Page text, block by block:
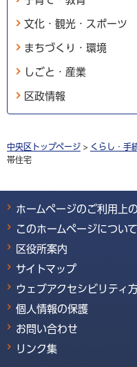
文化・観光・スポーツ
まちづくり・環境
しごと・産業
区政情報
中央区トップページ > くらし・手
帯住宅
ホームページのご利用上
このホームページについて
区役所案内
サイトマップ
ウェブアクセシビリティ
個人情報の保護
お問い合わせ
リンク集